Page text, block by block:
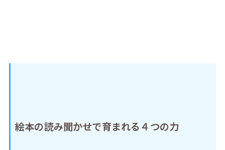
絵本の読み聞かせで育まれる４つの力